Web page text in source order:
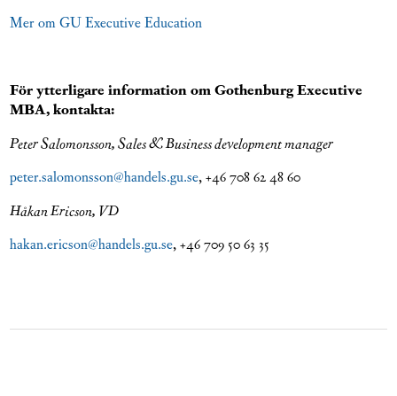
Mer om GU Executive Education
För ytterligare information om Gothenburg Executive
MBA, kontakta:
Peter Salomonsson, Sales & Business development manager
peter.salomonsson@handels.gu.se, +46 708 62 48 60
Håkan Ericson, VD
hakan.ericson@handels.gu.se, +46 709 50 63 35